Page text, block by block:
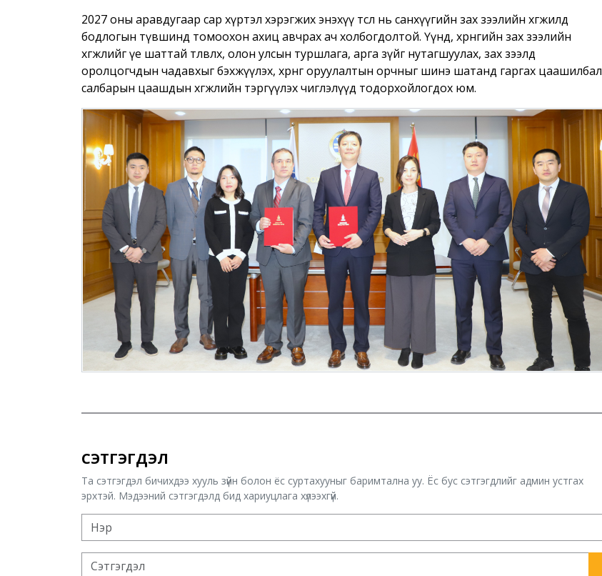
2027 оны аравдугаар сар хүртэл хэрэгжих энэхүү төсөл нь санхүүгийн зах зээлийн хөгжилд
бодлогын түвшинд томоохон ахиц авчрах ач холбогдолтой. Үүнд, хөрөнгийн зах зээлийн
хөгжлийг үе шаттай төлөвлөх, олон улсын туршлага, арга зүйг нутагшуулах, зах зээлд
оролцогчдын чадавхыг бэхжүүлэх, хөрөнгө оруулалтын орчныг шинэ шатанд гаргах цаашилбал
салбарын цаашдын хөгжлийн тэргүүлэх чиглэлүүд тодорхойлогдох юм.
СЭТГЭГДЭЛ
Та сэтгэгдэл бичихдээ хууль зүйн болон ёс суртахууныг баримтална уу. Ёс бус сэтгэгдлийг админ устгах
эрхтэй. Мэдээний сэтгэгдэлд бид хариуцлага хүлээхгүй.